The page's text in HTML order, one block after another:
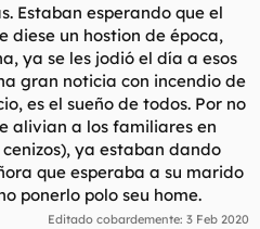
Estaban esperando que el
diese un hostion de época,
ya se les jodió el día a esos
gran noticia con incendio de
es el sueño de todos. Por no
alivian a los familiares en
ya estaban dando
que esperaba a su marido
ponerlo polo seu home.
Editado cobardemente: 3 Feb 2020